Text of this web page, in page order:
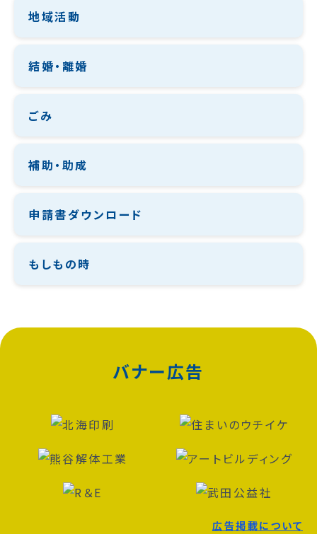
地域活動
結婚・離婚
ごみ
補助・助成
申請書ダウンロード
もしもの時
バナー広告
広告掲載について